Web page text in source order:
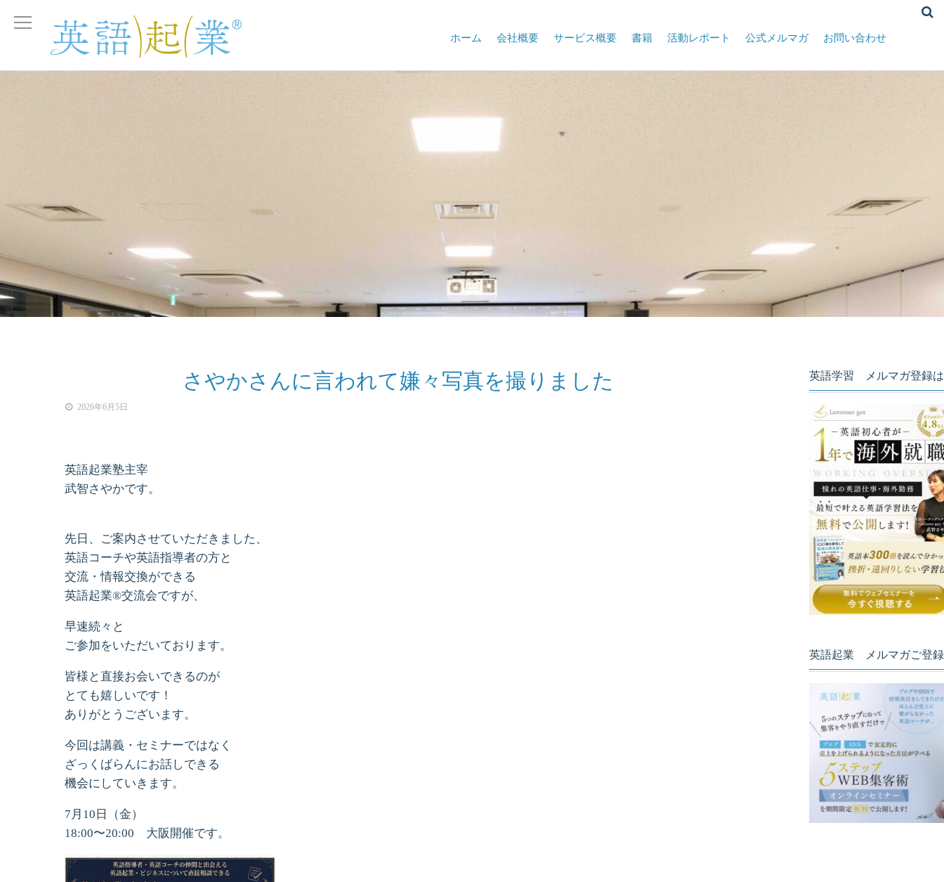
ホーム 会社概要 サービス概要 書籍 活動レポート 公式メルマガ お問い合わせ
さやかさんに言われて嫌々写真を撮りました
2026年6月5日
英語起業塾主宰
武智さやかです。
先日、ご案内させていただきました、
英語コーチや英語指導者の方と
交流・情報交換ができる
英語起業®︎交流会ですが、
早速続々と
ご参加をいただいております。
皆様と直接お会いできるのが
とても嬉しいです！
ありがとうございます。
今回は講義・セミナーではなく
ざっくばらんにお話しできる
機会にしていきます。
7月10日（金）
18:00〜20:00 大阪開催です。
英語学習 メルマガ登録
英語起業 メルマガご登